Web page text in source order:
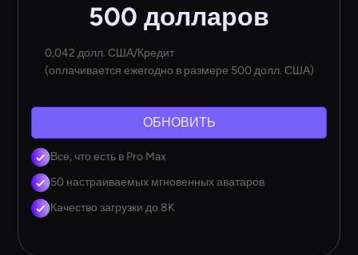
500 долларов
0,042 долл. США/Кредит
(оплачивается ежегодно в размере 500 долл. США)
ОБНОВИТЬ
Все, что есть в Pro Max
50 настраиваемых мгновенных аватаров
Качество загрузки до 8K